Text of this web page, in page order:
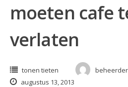
moeten cafe
verlaten
tonen tieten
beheerder
augustus 13, 2013